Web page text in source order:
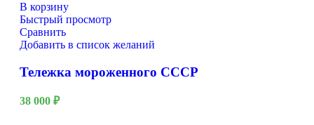
В корзину
Быстрый просмотр
Сравнить
Добавить в список желаний
Тележка мороженного СССР
38 000 ₽